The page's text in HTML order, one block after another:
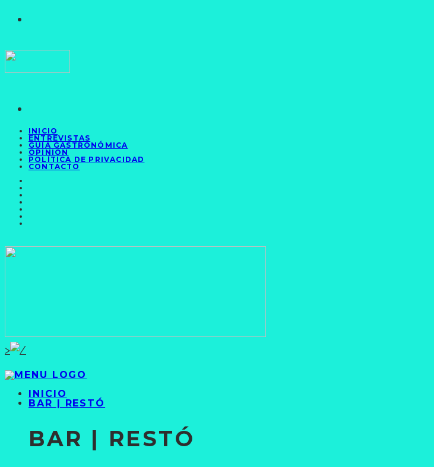
INICIO
ENTREVISTAS
GUÍA GASTRONÓMICA
OPINIÓN
POLÍTICA DE PRIVACIDAD
CONTACTO
>
INICIO
BAR | RESTÓ
BAR | RESTÓ